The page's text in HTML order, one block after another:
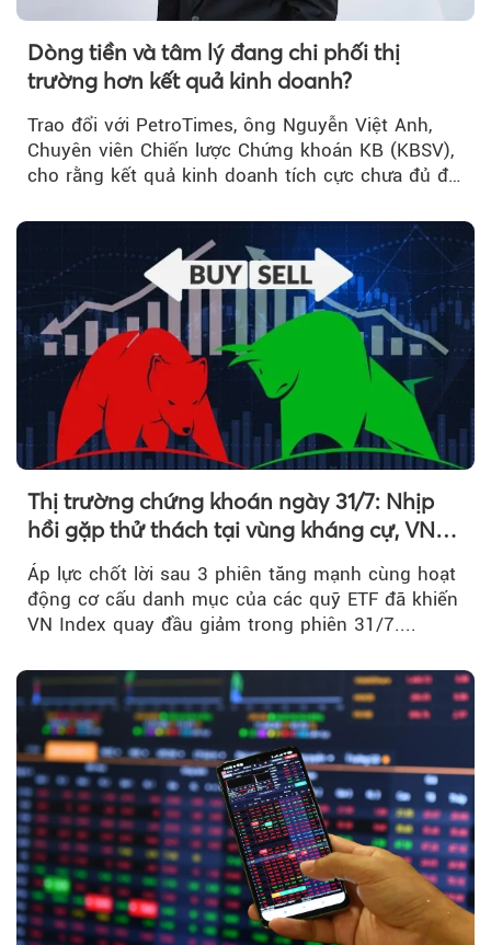
Dòng tiền và tâm lý đang chi phối thị
trường hơn kết quả kinh doanh?
Trao đổi với PetroTimes, ông Nguyễn Việt Anh,
Chuyên viên Chiến lược Chứng khoán KB (KBSV),
cho rằng kết quả kinh doanh tích cực chưa đủ để
Thị trường chứng khoán ngày 31/7: Nhịp
hồi gặp thử thách tại vùng kháng cự, VN
Index giảm gần 9 điểm trong phiên cuối...
Áp lực chốt lời sau 3 phiên tăng mạnh cùng hoạt
động cơ cấu danh mục của các quỹ ETF đã khiến
VN Index quay đầu giảm trong phiên 31/7....